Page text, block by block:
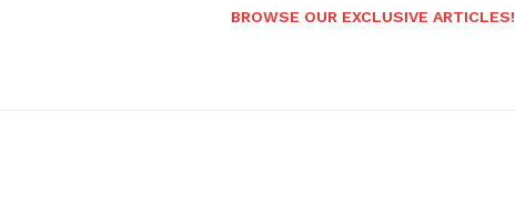
BROWSE OUR EXCLUSIVE ARTICLES!